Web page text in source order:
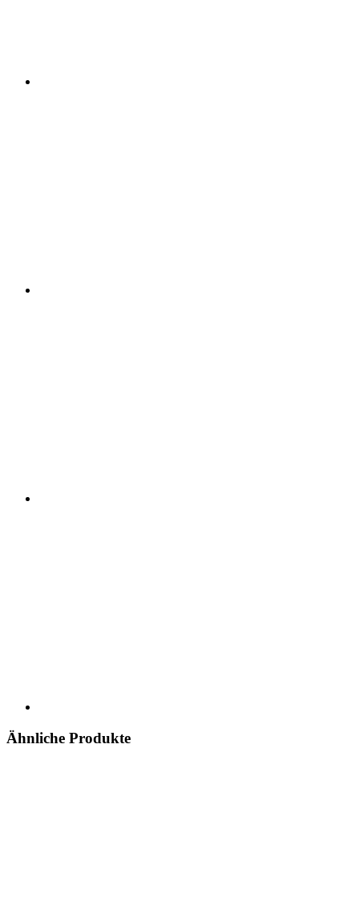
Ähnliche Produkte